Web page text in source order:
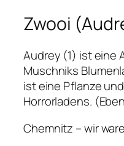
Zwooi
Audrey (1) ist eine
Muschniks
ist eine Pflanze
Horrorladens.
Chemnitz – wir